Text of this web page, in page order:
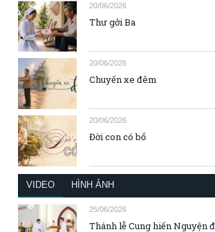
20/06/2026
Thư gởi Ba
20/06/2026
Chuyến xe đêm
20/06/2026
Đời con có bố
VIDEO HÌNH ẢNH
25/06/2026
Thánh lễ Cung hiến Nguyện